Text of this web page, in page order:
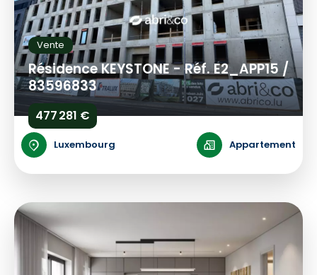
Vente
Résidence KEYSTONE - Réf. E2_APP15 /
83596833
477 281 €
Luxembourg Appartement